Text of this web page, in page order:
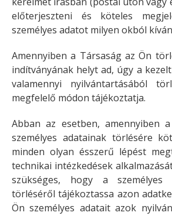
előterjeszteni és köteles
személyes adatot milyen okból
Amennyiben a Társaság az Ön
indítványának helyt ad, úgy a
valamennyi nyilvántartásából
megfelelő módon tájékoztatja.
Abban az esetben, amennyiben
személyes adatainak törlésére
minden olyan ésszerű lépést
technikai intézkedések
szükséges, hogy a személyes
törléséről tájékoztassa azon
Ön személyes adatait azok